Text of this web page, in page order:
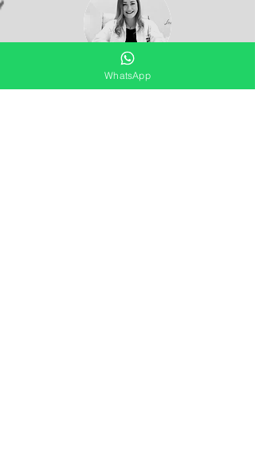
Juliana Asperti
WhatsApp